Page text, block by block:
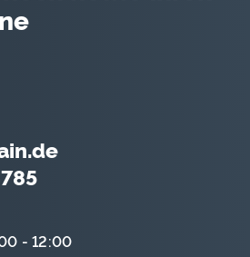
- 12:00